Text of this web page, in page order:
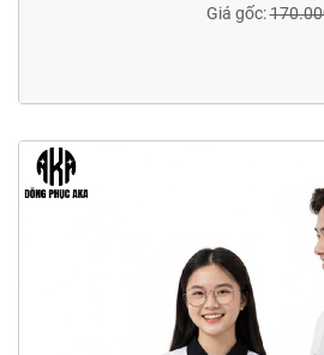
Giá gốc: